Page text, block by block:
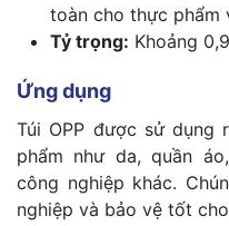
toàn cho thực phẩm
Tỷ trọng: Khoảng
Ứng dụng
Túi OPP được sử dụng
phẩm như da, quần
công nghiệp khác.
nghiệp và bảo vệ tốt